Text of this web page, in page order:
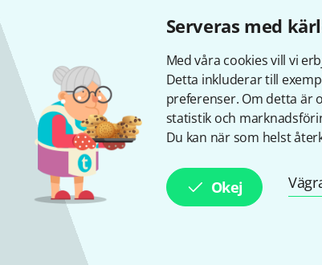
Serveras med
Med våra cookies vill vi
Detta inkluderar till
preferenser. Om detta är
statistik och
Du kan när som helst
Okej
Augusti 2023 Artikelnummer
1 Styck Number Of Keys
Yes Number of